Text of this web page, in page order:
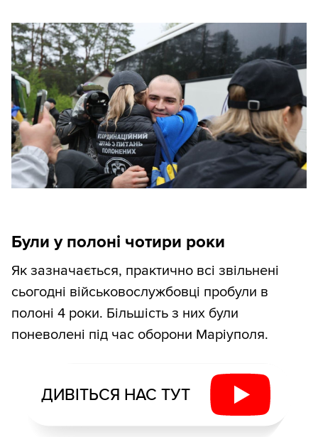
Були у полоні чотири роки
Як зазначається, практично всі звільнені
сьогодні військовослужбовці пробули в
полоні 4 роки. Більшість з них були
поневолені під час оборони Маріуполя.
ДИВІТЬСЯ НАС ТУТ